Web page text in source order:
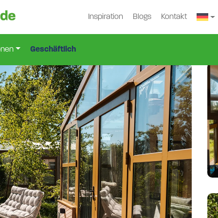
Inspiration Blogs Kontakt
Geschäftlich
Spz-3272